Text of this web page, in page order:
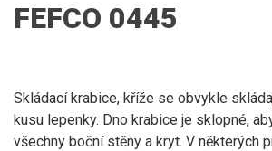
FEFCO 0445
Skládací krabice, kříže se obvykle
kusu lepenky. Dno krabice je sklopné,
všechny boční stěny a kryt. V některých